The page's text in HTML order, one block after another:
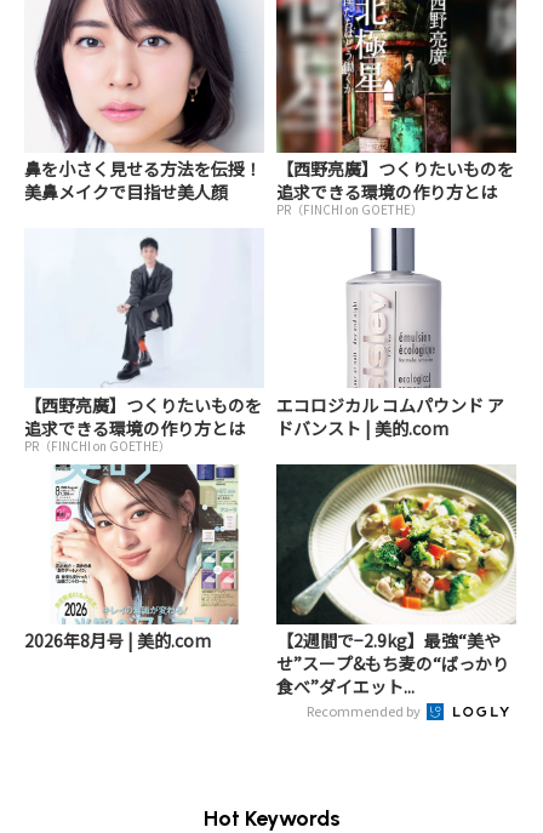
鼻を小さく見せる方法を伝授！
美鼻メイクで目指せ美人顔
【西野亮廣】つくりたいものを
追求できる環境の作り方とは
PR（FINCHI on GOETHE）
【西野亮廣】つくりたいものを
追求できる環境の作り方とは
PR（FINCHI on GOETHE）
エコロジカル コムパウンド ア
ドバンスト | 美的.com
2026年8月号 | 美的.com
【2週間で−2.9kg】最強“美や
せ”スープ&もち麦の“ばっかり
食べ”ダイエット...
Recommended by
Hot Keywords